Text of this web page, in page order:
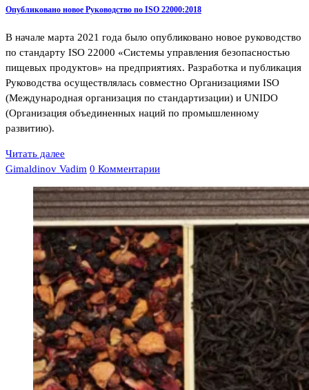
Опубликовано новое Руководство по ISO 22000:2018
В начале марта 2021 года было опубликовано новое руководство
по стандарту ISO 22000 «Системы управления безопасностью
пищевых продуктов» на предприятиях. Разработка и публикация
Руководства осуществлялась совместно Организациями ISO
(Международная организация по стандартизации) и UNIDO
(Организация объединенных наций по промышленному
развитию).
Читать далее
Gimaldinov Vadim 0 Комментарии